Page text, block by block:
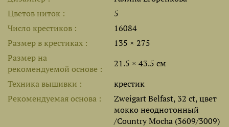
Цветов ниток
5
Число крестиков
16084
Размер в крестиках
135 × 275
Размер на
рекомендуемой основе
21.5 × 43.5 см
Техника вышивки
крестик
Рекомендуемая основа
Zweigart Belfast, 32 ct, цвет
мокко неоднотонный
/Country Mocha (3609/3009)